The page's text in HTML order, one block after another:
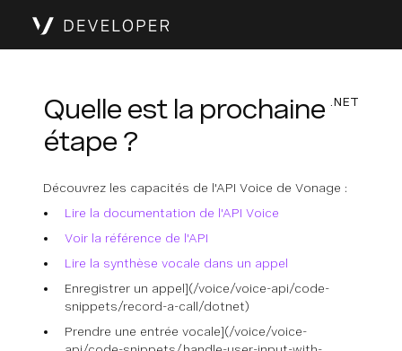
.NET
Quelle est la prochaine
étape ?
Découvrez les capacités de l'API Voice de Vonage :
Lire la documentation de l'API Voice
Voir la référence de l'API
Lire la synthèse vocale dans un appel
Enregistrer un appel](/voice/voice-api/code-
snippets/record-a-call/dotnet)
Prendre une entrée vocale](/voice/voice-